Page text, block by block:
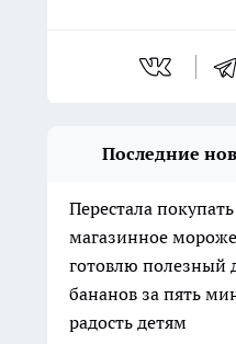
Последние
Перестала покупать
магазинное
готовлю полезный
бананов за пять
радость детям